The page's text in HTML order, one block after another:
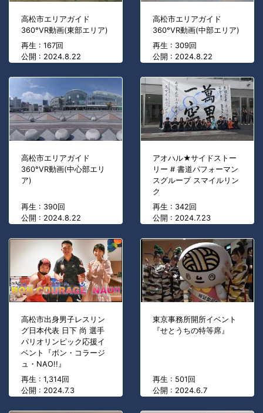
高松市エリアガイド
360°VR動画(東部エリア)
再生 : 167回
公開 : 2024.8.22
高松市エリアガイド
360°VR動画(中部エリア)
再生 : 309回
公開 : 2024.8.22
高松市エリアガイド
360°VR動画(中心部エリ
ア)
再生 : 390回
公開 : 2024.8.22
アオハル★サイドストー
リー # 書道パフォーマン
スグループ スマイルリン
ク
再生 : 342回
公開 : 2024.7.23
高松市出身男子レスリン
グ日本代表 日下 尚 選手
パリオリンピック応援イ
ベント『ボン・コラージ
ュ・NAO!!』
再生 : 1,314回
公開 : 2024.7.3
東京事務所開所イベント
『せとうちの特等席』
再生 : 501回
公開 : 2024.6.7